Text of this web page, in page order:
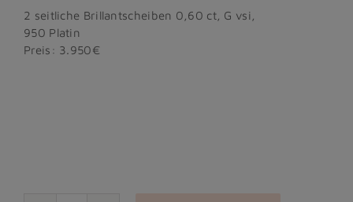
2 seitliche Brillantscheiben 0,60 ct, G vsi,
950 Platin
Preis: 3.950€